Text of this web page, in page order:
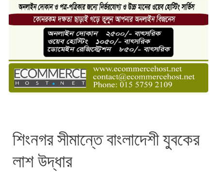
শিংনগর সীমান্তে বাংলাদেশী যুবকের
লাশ উদ্ধার